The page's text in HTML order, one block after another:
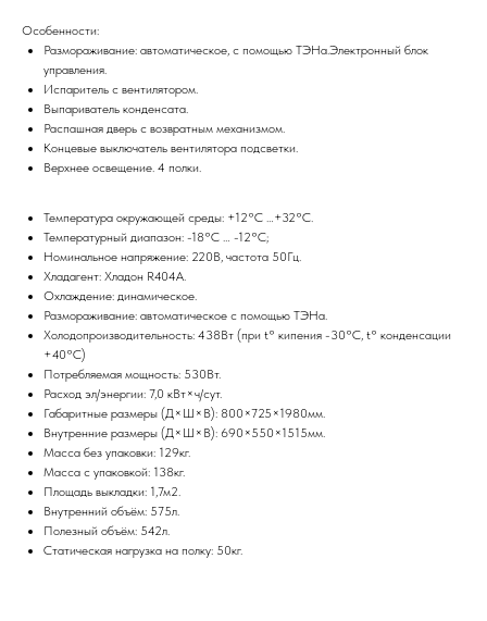
Особенности:
Размораживание: автоматическое, с помощью ТЭНа.Электронный блок
управления.
Испаритель с вентилятором.
Выпариватель конденсата.
Распашная дверь с возвратным механизмом.
Концевые выключатель вентилятора подсветки.
Верхнее освещение. 4 полки.
Температура окружающей среды: +12°С …+32°С.
Температурный диапазон: -18°С … -12°С;
Номинальное напряжение: 220В, частота 50Гц.
Хладагент: Хладон R404А.
Охлаждение: динамическое.
Размораживание: автоматическое с помощью ТЭНа.
Холодопроизводительность: 438Вт (при t° кипения -30°С, t° конденсации
+40°С)
Потребляемая мощность: 530Вт.
Расход эл/энергии: 7,0 кВт×ч/сут.
Габаритные размеры (Д×Ш×В): 800×725×1980мм.
Внутренние размеры (Д×Ш×В): 690×550×1515мм.
Масса без упаковки: 129кг.
Масса с упаковкой: 138кг.
Площадь выкладки: 1,7м2.
Внутренний объём: 575л.
Полезный объём: 542л.
Статическая нагрузка на полку: 50кг.